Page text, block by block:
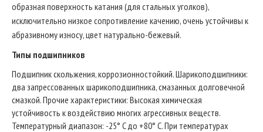
образная поверхность катания (для стальных уголков),
исключительно низкое сопротивление качению, очень устойчивы к
абразивному износу, цвет натурально-бежевый.
Типы подшипников
Подшипник скольжения, коррозионностойкий. Шарикоподшипники:
два запрессованных шарикоподшипника, смазанных долговечной
смазкой. Прочие характеристики: Высокая химическая
устойчивость к воздействию многих агрессивных веществ.
Температурный диапазон: -25° C до +80° C. При температурах